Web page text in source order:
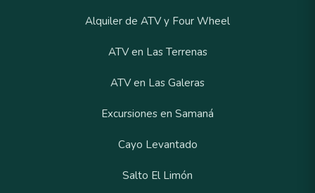
Alquiler de ATV y Four Wheel
ATV en Las Terrenas
ATV en Las Galeras
Excursiones en Samaná
Cayo Levantado
Salto El Limón